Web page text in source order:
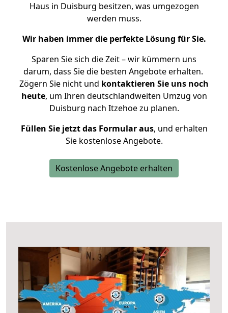
Haus in Duisburg besitzen, was umgezogen
werden muss.
Wir haben immer die perfekte Lösung für Sie.
Sparen Sie sich die Zeit – wir kümmern uns
darum, dass Sie die besten Angebote erhalten.
Zögern Sie nicht und kontaktieren Sie uns noch
heute, um Ihren deutschlandweiten Umzug von
Duisburg nach Itzehoe zu planen.
Füllen Sie jetzt das Formular aus, und erhalten
Sie kostenlose Angebote.
Kostenlose Angebote erhalten